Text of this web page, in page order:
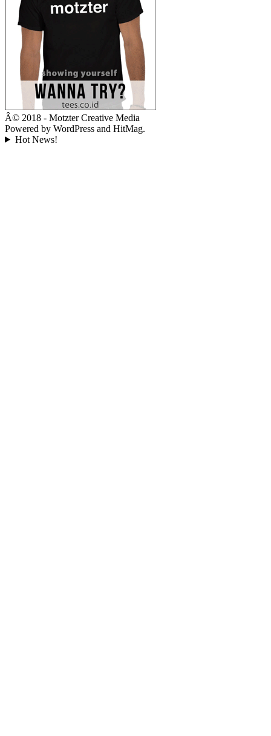
Â© 2018 - Motzter Creative Media
Powered by WordPress and HitMag.
Hot News!